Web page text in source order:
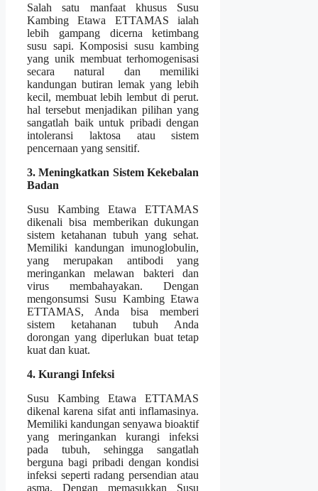
Salah satu manfaat khusus Susu
Kambing Etawa ETTAMAS ialah
lebih gampang dicerna ketimbang
susu sapi. Komposisi susu kambing
yang unik membuat terhomogenisasi
secara natural dan memiliki
kandungan butiran lemak yang lebih
kecil, membuat lebih lembut di perut.
hal tersebut menjadikan pilihan yang
sangatlah baik untuk pribadi dengan
intoleransi laktosa atau sistem
pencernaan yang sensitif.
3. Meningkatkan Sistem Kekebalan
Badan
Susu Kambing Etawa ETTAMAS
dikenali bisa memberikan dukungan
sistem ketahanan tubuh yang sehat.
Memiliki kandungan imunoglobulin,
yang merupakan antibodi yang
meringankan melawan bakteri dan
virus membahayakan. Dengan
mengonsumsi Susu Kambing Etawa
ETTAMAS, Anda bisa memberi
sistem ketahanan tubuh Anda
dorongan yang diperlukan buat tetap
kuat dan kuat.
4. Kurangi Infeksi
Susu Kambing Etawa ETTAMAS
dikenal karena sifat anti inflamasinya.
Memiliki kandungan senyawa bioaktif
yang meringankan kurangi infeksi
pada tubuh, sehingga sangatlah
berguna bagi pribadi dengan kondisi
infeksi seperti radang persendian atau
asma. Dengan memasukkan Susu